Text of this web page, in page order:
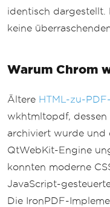
identisch dargestellt.
keine
Warum Chrom
Ältere HTML-zu-PDF-
wkhtmltopdf,
archiviert wurde und
QtWebKit-Engine
konnten moderne
JavaScript-
Die IronPDF-